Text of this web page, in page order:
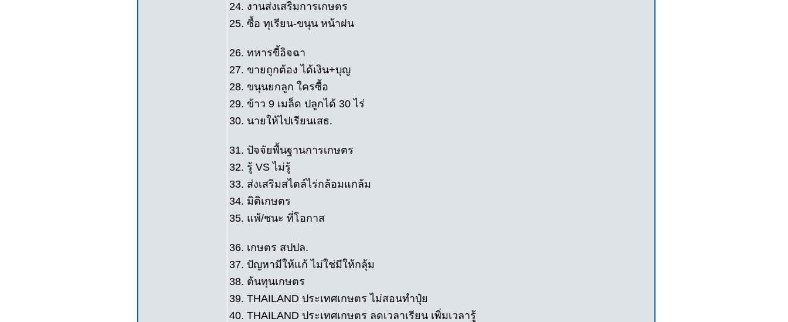
24. งานส่งเสริมการเกษตร
25. ซื้อ ทุเรียน-ขนุน หน้าฝน
26. ทหารขี้อิจฉา
27. ขายถูกต้อง ได้เงิน+บุญ
28. ขนุนยกลูก ใครซื้อ
29. ข้าว 9 เมล็ด ปลูกได้ 30 ไร่
30. นายให้ไปเรียนเสธ.
31. ปัจจัยพื้นฐานการเกษตร
32. รู้ VS ไม่รู้
33. ส่งเสริมสไตล์ไร่กล้อมแกล้ม
34. มิติเกษตร
35. แพ้/ชนะ ที่โอกาส
36. เกษตร สปปล.
37. ปัญหามีให้แก้ ไม่ใช่มีให้กลุ้ม
38. ต้นทุนเกษตร
39. THAILAND ประเทศเกษตร ไม่สอนทำปุ๋ย
40. THAILAND ประเทศเกษตร ลดเวลาเรียน เพิ่มเวลารู้